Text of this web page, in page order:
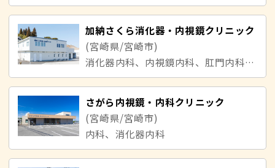
加納さくら消化器・内視鏡クリニック
(宮崎県/宮崎市)
消化器内科、内視鏡内科、肛門内科、内科
さがら内視鏡・内科クリニック
(宮崎県/宮崎市)
内科、消化器内科